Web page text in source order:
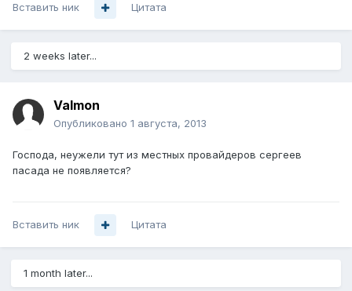
Вставить ник Цитата
2 weeks later...
Valmon
Опубликовано 1 августа, 2013
Господа, неужели тут из местных провайдеров сергеев
пасада не появляется?
Вставить ник Цитата
1 month later...